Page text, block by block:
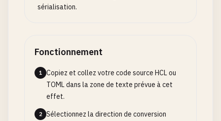
sérialisation.
Fonctionnement
1
Copiez et collez votre code source HCL ou
TOML dans la zone de texte prévue à cet
effet.
2
Sélectionnez la direction de conversion